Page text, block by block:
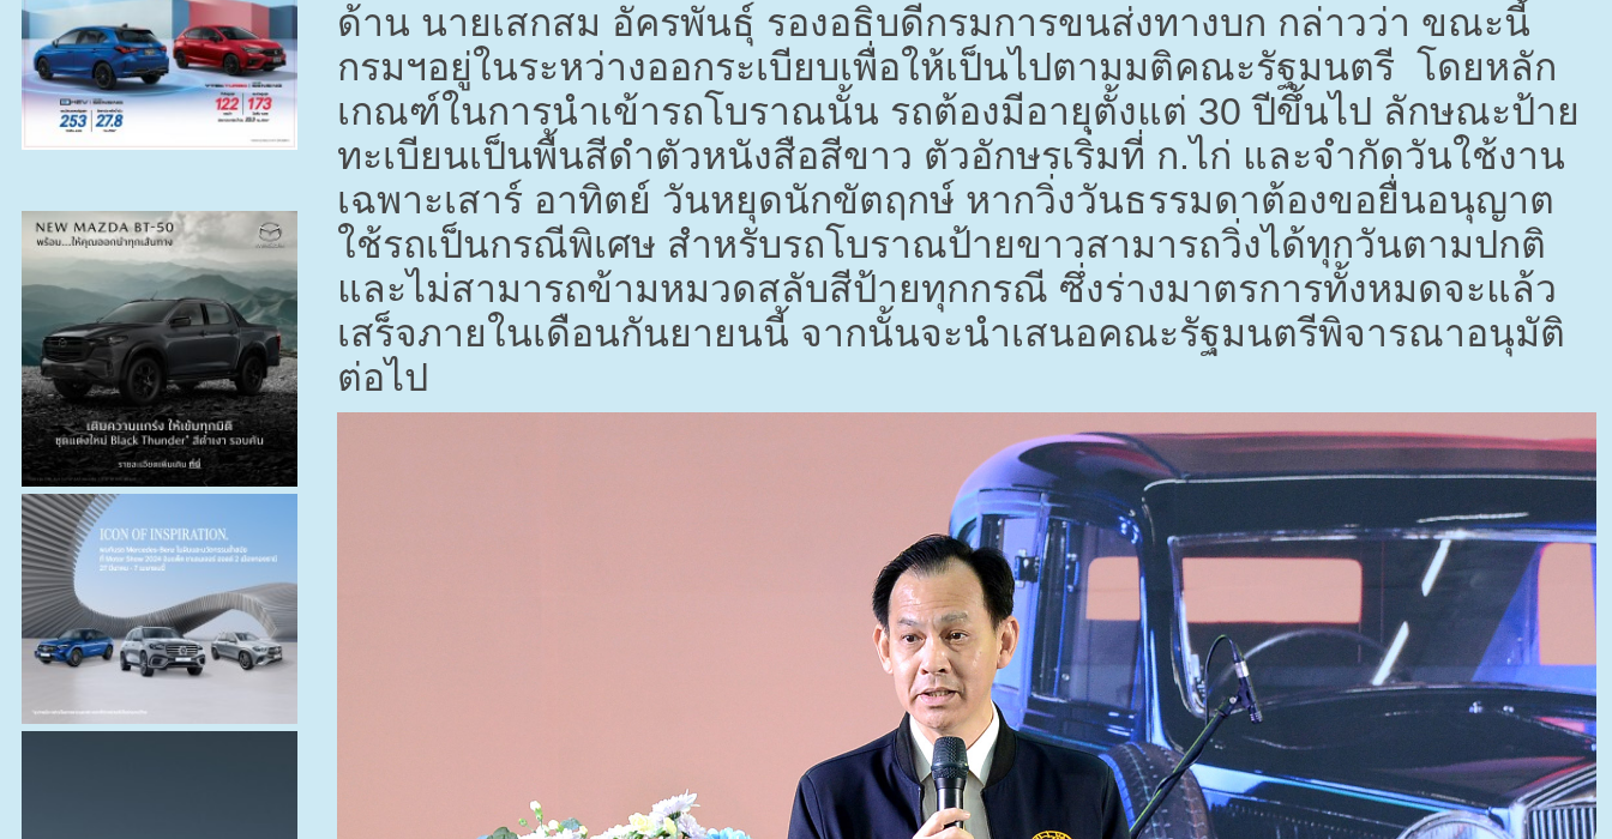
ด้าน นายเสกสม อัครพันธุ์ รองอธิบดีกรมการขนส่งทางบก กล่าวว่า ขณะนี้
กรมฯอยู่ในระหว่างออกระเบียบเพื่อให้เป็นไปตามมติคณะรัฐมนตรี โดยหลัก
เกณฑ์ในการนำเข้ารถโบราณนั้น รถต้องมีอายุตั้งแต่ 30 ปีขึ้นไป ลักษณะป้าย
ทะเบียนเป็นพื้นสีดำตัวหนังสือสีขาว ตัวอักษรเริ่มที่ ก.ไก่ และจำกัดวันใช้งาน
เฉพาะเสาร์ อาทิตย์ วันหยุดนักขัตฤกษ์ หากวิ่งวันธรรมดาต้องขอยื่นอนุญาต
ใช้รถเป็นกรณีพิเศษ สำหรับรถโบราณป้ายขาวสามารถวิ่งได้ทุกวันตามปกติ
และไม่สามารถข้ามหมวดสลับสีป้ายทุกกรณี ซึ่งร่างมาตรการทั้งหมดจะแล้ว
เสร็จภายในเดือนกันยายนนี้ จากนั้นจะนำเสนอคณะรัฐมนตรีพิจารณาอนุมัติ
ต่อไป